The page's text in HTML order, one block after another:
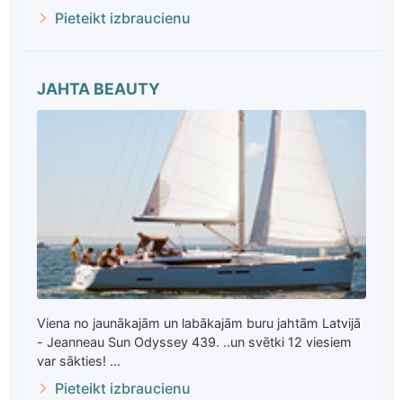
Pieteikt izbraucienu
JAHTA BEAUTY
Viena no jaunākajām un labākajām buru jahtām Latvijā
- Jeanneau Sun Odyssey 439. ..un svētki 12 viesiem
var sākties! ...
Pieteikt izbraucienu